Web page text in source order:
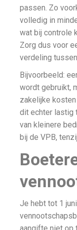
passen. Zo
volledig in
wat bij controle
Zorg dus voor
verdeling
Bijvoorbeeld:
wordt gebruikt,
zakelijke
dit echter lastig
van kleinere
bij de VPB,
Je hebt tot 1